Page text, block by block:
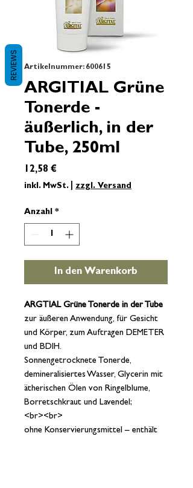
Artikelnummer: 600615
ARGITIAL Grüne
Tonerde -
äußerlich, in der
Tube, 250ml
12,58 €
inkl. MwSt.| zzgl. Versand
Anzahl *
In den Warenkorb
ARGTIAL Grüne Tonerde in der Tube
zur äußeren Anwendung, für Gesicht
und Körper, zum Auftragen DEMETER
und BDIH.
Sonnengetrocknete Tonerde,
demineralisiertes Wasser, Glycerin mit
ätherischen Ölen von Ringelblume,
Borretschkraut und Lavendel;
<br><br>
ohne Konservierungsmittel – enthält
REVIEWS